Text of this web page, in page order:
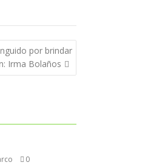
por brindar
Irma Bolaños
0